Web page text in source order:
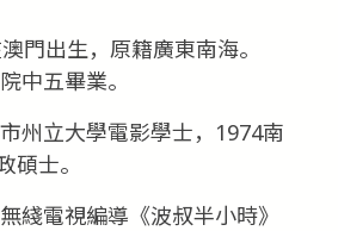
門出生，原籍廣東南海。
中五畢業。
州立大學電影學士，1974南
碩士。
綫電視編導《波叔半小時》